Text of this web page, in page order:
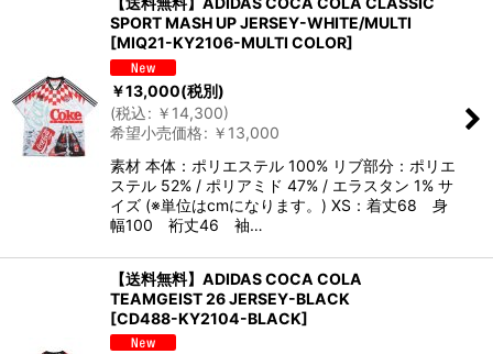
SPORT MASH UP JERSEY-WHITE/MULTI
[MIQ21-KY2106-MULTI COLOR]
￥13,000(税別)
(税込: ￥ 14,300)
希望小売価格: ￥ 13,000
素材 本体：ポリエステル 100% リブ部分：ポリエ
ステル 52% / ポリアミド 47% / エラスタン 1% サ
イズ (※単位はcmになります。) XS：着丈68 身
幅100 裄丈46 袖…
【送料無料】ADIDAS COCA COLA
TEAMGEIST 26 JERSEY-BLACK
[CD488-KY2104-BLACK]